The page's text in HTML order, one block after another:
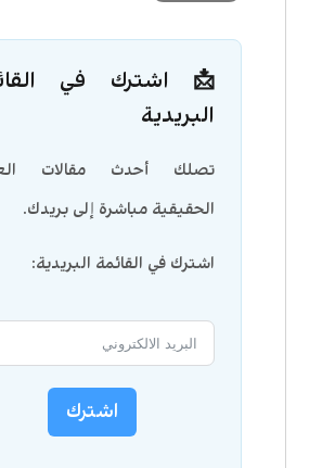
📩 اشترك في
البريدية
تصلك أحدث مقالات
الحقيقية مباشرة إلى بريدك.
اشترك في القائمة البريدية:
اشترك